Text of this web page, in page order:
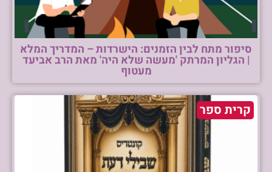
סיפור מתח לבין הזמנים: הישרדות – המדריך המלא
| הגליון המרתק 'מעשה שלא היה' מאת הרב אביעד
מעטוף
קרית ספר